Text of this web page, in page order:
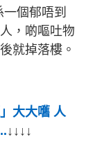
個郁唔到
，啲嘔吐物
就掉落樓。
大大嚿 人
↓↓↓↓